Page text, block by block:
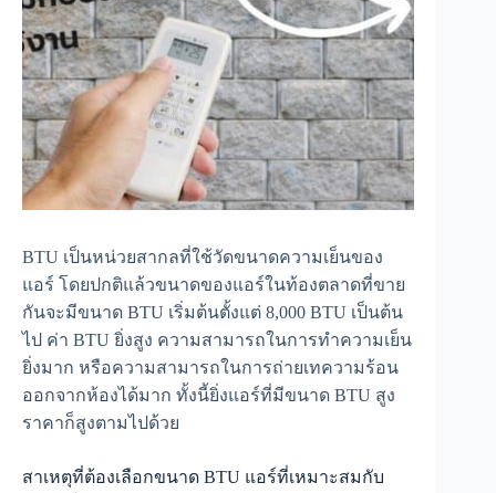
BTU เป็นหน่วยสากลที่ใช้วัดขนาดความเย็นของ
แอร์ โดยปกติแล้วขนาดของแอร์ในท้องตลาดที่ขาย
กันจะมีขนาด BTU เริ่มต้นตั้งแต่ 8,000 BTU เป็นต้น
ไป ค่า BTU ยิ่งสูง ความสามารถในการทำความเย็น
ยิ่งมาก หรือความสามารถในการถ่ายเทความร้อน
ออกจากห้องได้มาก ทั้งนี้ยิ่งแอร์ที่มีขนาด BTU สูง
ราคาก็สูงตามไปด้วย
สาเหตุที่ต้องเลือกขนาด BTU แอร์ที่เหมาะสมกับ